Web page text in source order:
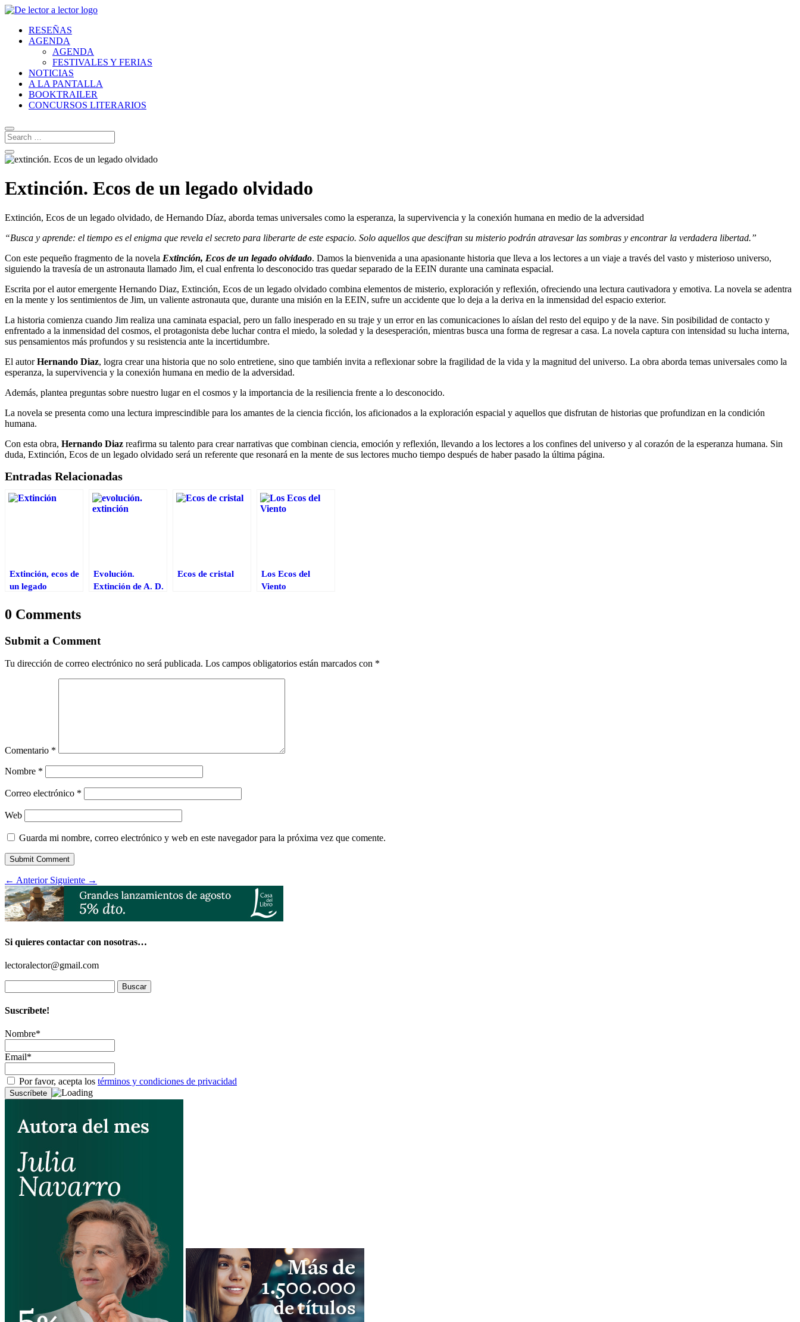
RESEÑAS
AGENDA
AGENDA
FESTIVALES Y FERIAS
NOTICIAS
A LA PANTALLA
BOOKTRAILER
CONCURSOS LITERARIOS
Extinción. Ecos de un legado olvidado
Extinción, Ecos de un legado olvidado, de Hernando Díaz, aborda temas universales como la esperanza, la supervivencia y la conexión humana en medio de la adversidad
“Busca y aprende: el tiempo es el enigma que revela el secreto para liberarte de este espacio. Solo aquellos que descifran su misterio podrán atravesar las sombras y encontrar la verdadera libertad.”
Con este pequeño fragmento de la novela Extinción, Ecos de un legado olvidado. Damos la bienvenida a una apasionante historia que lleva a los lectores a un viaje a través del vasto y misterioso universo,
siguiendo la travesía de un astronauta llamado Jim, el cual enfrenta lo desconocido tras quedar separado de la EEIN durante una caminata espacial.
Escrita por el autor emergente Hernando Diaz, Extinción, Ecos de un legado olvidado combina elementos de misterio, exploración y reflexión, ofreciendo una lectura cautivadora y emotiva. La novela se adentra
en la mente y los sentimientos de Jim, un valiente astronauta que, durante una misión en la EEIN, sufre un accidente que lo deja a la deriva en la inmensidad del espacio exterior.
La historia comienza cuando Jim realiza una caminata espacial, pero un fallo inesperado en su traje y un error en las comunicaciones lo aíslan del resto del equipo y de la nave. Sin posibilidad de contacto y
enfrentado a la inmensidad del cosmos, el protagonista debe luchar contra el miedo, la soledad y la desesperación, mientras busca una forma de regresar a casa. La novela captura con intensidad su lucha interna,
sus pensamientos más profundos y su resistencia ante la incertidumbre.
El autorHernando Diaz, logra crear una historia que no solo entretiene, sino que también invita a reflexionar sobre la fragilidad de la vida y la magnitud del universo. La obra aborda temas universales como la
esperanza, la supervivencia y la conexión humana en medio de la adversidad.
Además, plantea preguntas sobre nuestro lugar en el cosmos y la importancia de la resiliencia frente a lo desconocido.
La novela se presenta como una lectura imprescindible para los amantes de la ciencia ficción, los aficionados a la exploración espacial y aquellos que disfrutan de historias que profundizan en la condición
humana.
Con esta obra, Hernando Diaz reafirma su talento para crear narrativas que combinan ciencia, emoción y reflexión, llevando a los lectores a los confines del universo y al corazón de la esperanza humana. Sin
duda, Extinción, Ecos de un legado olvidado será un referente que resonará en la mente de sus lectores mucho tiempo después de haber pasado la última página.
Entradas Relacionadas
Extinción, ecos de
un legado
Evolución.
Extinción de A. D.
Ecos de cristal
Los Ecos del
Viento
0 Comments
Submit a Comment
Tu dirección de correo electrónico no será publicada. Los campos obligatorios están marcados con *
Comentario *
Nombre *
Correo electrónico *
Web
Guarda mi nombre, correo electrónico y web en este navegador para la próxima vez que comente.
Submit Comment
← Anterior Siguiente →
Si quieres contactar con nosotras…
lectoralector@gmail.com
Suscríbete!
Nombre*
Email*
Por favor, acepta los términos y condiciones de privacidad